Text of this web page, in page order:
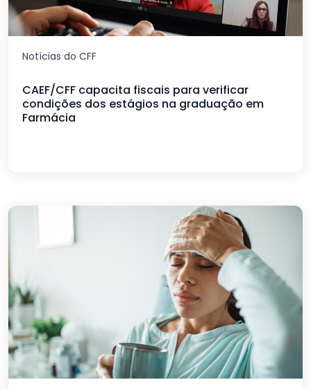
Notícias do CFF
CAEF/CFF capacita fiscais para verificar
condições dos estágios na graduação em
Farmácia